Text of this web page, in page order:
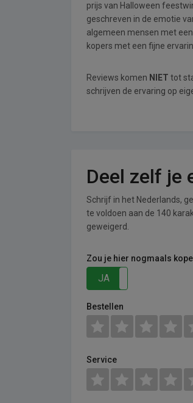
prijs van Halloween
geschreven in de emotie
algemeen mensen met
kopers met een fijne
Reviews komen NIET tot
schrijven de ervaring op
Deel zelf je
Schrijf in het Nederlands,
te voldoen aan de 140
geweigerd.
Zou je hier nogmaals
JA
Bestellen
Service